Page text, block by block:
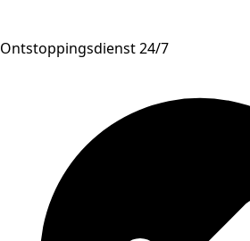
Ontstoppingsdienst 24/7